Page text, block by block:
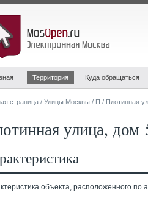
Территория Куда обращаться
страница / Улицы Москвы / П / Плотинная
улица, дом
объекта, расположенного по